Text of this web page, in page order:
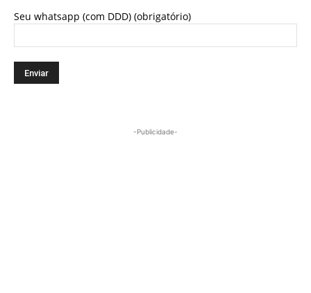
Seu whatsapp (com DDD) (obrigatório)
-Publicidade-